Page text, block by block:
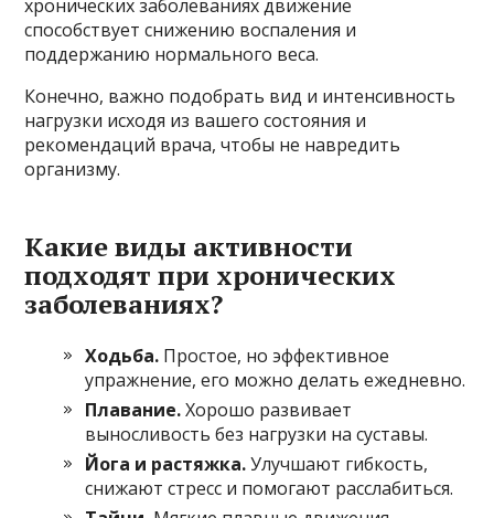
хронических заболеваниях движение
способствует снижению воспаления и
поддержанию нормального веса.
Конечно, важно подобрать вид и интенсивность
нагрузки исходя из вашего состояния и
рекомендаций врача, чтобы не навредить
организму.
Какие виды активности
подходят при хронических
заболеваниях?
Ходьба. Простое, но эффективное
упражнение, его можно делать ежедневно.
Плавание.Хорошо развивает
выносливость без нагрузки на суставы.
Йога и растяжка.Улучшают гибкость,
снижают стресс и помогают расслабиться.